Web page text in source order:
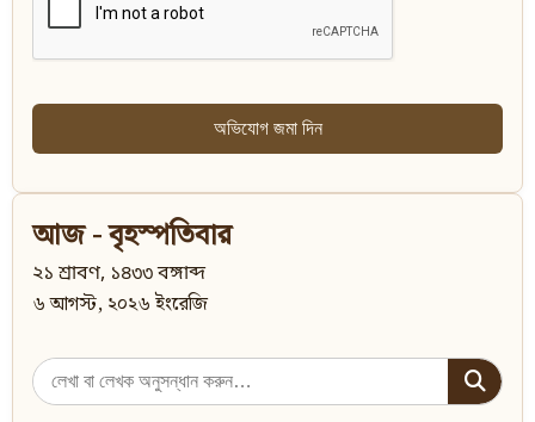
অভিযোগ জমা দিন
আজ - বৃহস্পতিবার
২১ শ্রাবণ, ১৪৩৩ বঙ্গাব্দ
৬ আগস্ট, ২০২৬ ইংরেজি
Search
for: